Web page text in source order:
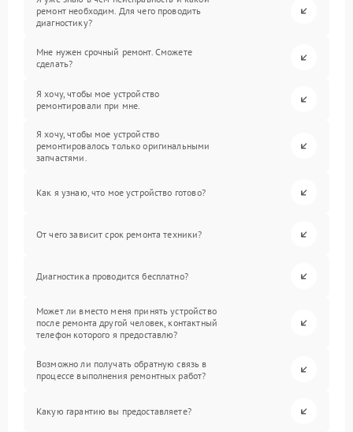
ремонт необходим. Для чего проводить
диагностику?
Мне нужен срочный ремонт. Сможете
сделать?
Я хочу, чтобы мое устройство
ремонтировали при мне.
Я хочу, чтобы мое устройство
ремонтировалось только оригинальными
запчастями.
Как я узнаю, что мое устройство готово?
От чего зависит срок ремонта техники?
Диагностика проводится бесплатно?
Может ли вместо меня принять устройство
после ремонта другой человек, контактный
телефон которого я предоставлю?
Возможно ли получать обратную связь в
процессе выполнения ремонтных работ?
Какую гарантию вы предоставляете?